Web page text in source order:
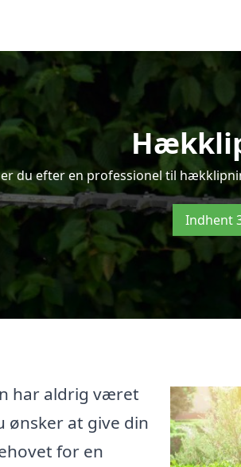
du efter en professionel til
Indhent
har aldrig været
ønsker at give din
for en